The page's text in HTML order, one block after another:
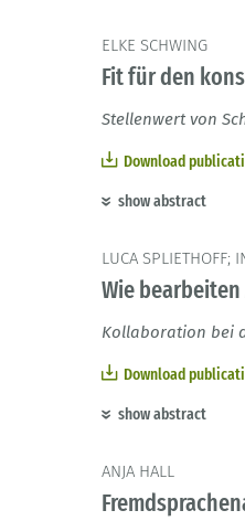
ELKE SCHWING
Fit für den
Stellenwert von
Download
show abstract
LUCA SPLIETHOFF;
Wie
Kollaboration bei
Download
show abstract
ANJA HALL